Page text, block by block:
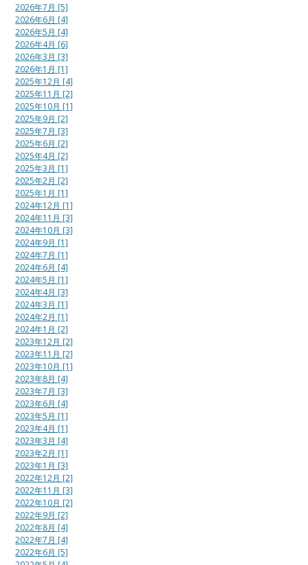
2026年7月 [5]
2026年6月 [4]
2026年5月 [4]
2026年4月 [6]
2026年3月 [3]
2026年1月 [1]
2025年12月 [4]
2025年11月 [2]
2025年10月 [1]
2025年9月 [2]
2025年7月 [3]
2025年6月 [2]
2025年4月 [2]
2025年3月 [1]
2025年2月 [2]
2025年1月 [1]
2024年12月 [1]
2024年11月 [3]
2024年10月 [3]
2024年9月 [1]
2024年7月 [1]
2024年6月 [4]
2024年5月 [1]
2024年4月 [3]
2024年3月 [1]
2024年2月 [1]
2024年1月 [2]
2023年12月 [2]
2023年11月 [2]
2023年10月 [1]
2023年8月 [4]
2023年7月 [3]
2023年6月 [4]
2023年5月 [1]
2023年4月 [1]
2023年3月 [4]
2023年2月 [1]
2023年1月 [3]
2022年12月 [2]
2022年11月 [3]
2022年10月 [2]
2022年9月 [2]
2022年8月 [4]
2022年7月 [4]
2022年6月 [5]